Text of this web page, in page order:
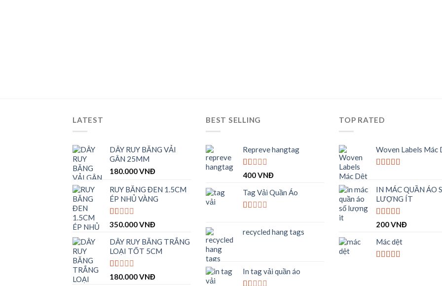
LATEST
DÂY RUY BĂNG VẢI
GÂN 25MM
180.000VNĐ
RUY BĂNG ĐEN 1.5CM
ÉP NHỦ VÀNG
Được
hạng
1.00
5
sao
350.000VNĐ
DÂY RUY BĂNG TRẮNG
LOẠI TỐT 5CM
Được
180.000VNĐ
BEST SELLING
Repreve hangtag
Được
hạng
1.00
5
400VNĐ
Tag Vải Quần Áo
hạng
recycled hang tags
In tag vải quần áo
TOP RATED
Woven Labels Mác
sao
IN MÁC QUẦN ÁO
LƯỢNG ÍT
Được xếp
5 sao
200VNĐ
Mác dệt